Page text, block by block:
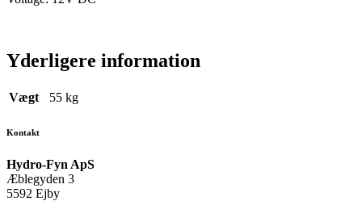
Yderligere information
Vægt 55 kg
Kontakt
Hydro-Fyn ApS
Æblegyden 3
5592 Ejby